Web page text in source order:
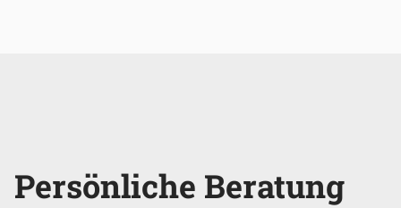
Persönliche Beratung